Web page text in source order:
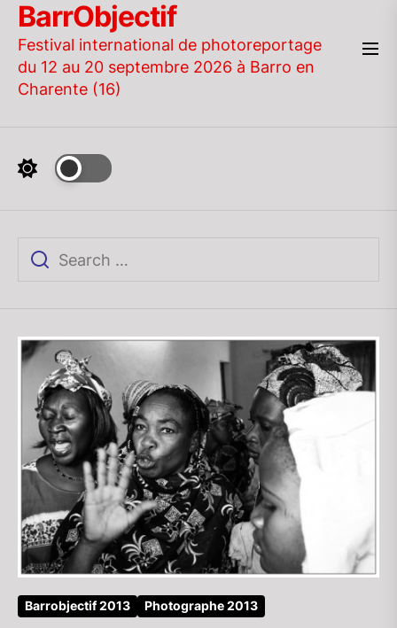
Skip
the
content
BarrObjectif
Festival international de photoreportage
du 12 au 20 septembre 2026 à Barro en
Charente (16)
Barrobjectif 2013 Photographe 2013